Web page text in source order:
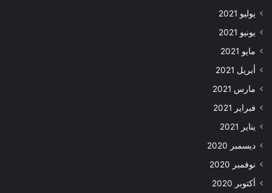
يوليو 2021
يونيو 2021
مايو 2021
أبريل 2021
مارس 2021
فبراير 2021
يناير 2021
ديسمبر 2020
نوفمبر 2020
أكتوبر 2020